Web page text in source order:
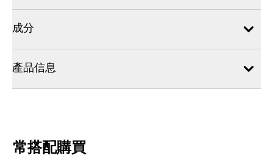
成分
產品信息
常搭配購買